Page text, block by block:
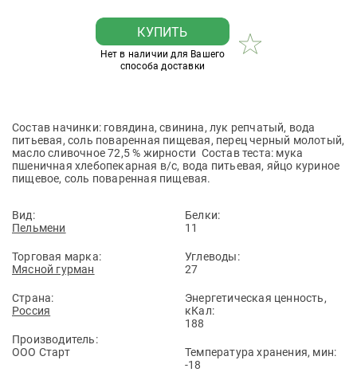
КУПИТЬ
Нет в наличии для Вашего
способа доставки
Состав начинки: говядина, свинина, лук репчатый, вода
питьевая, соль поваренная пищевая, перец черный молотый,
масло сливочное 72,5 % жирности Состав теста: мука
пшеничная хлебопекарная в/с, вода питьевая, яйцо куриное
пищевое, соль поваренная пищевая.
Вид:
Пельмени
Торговая марка:
Мясной гурман
Страна:
Россия
Производитель:
ООО Старт
Белки:
11
Углеводы:
27
Энергетическая ценность,
кКал:
188
Температура хранения, мин:
-18